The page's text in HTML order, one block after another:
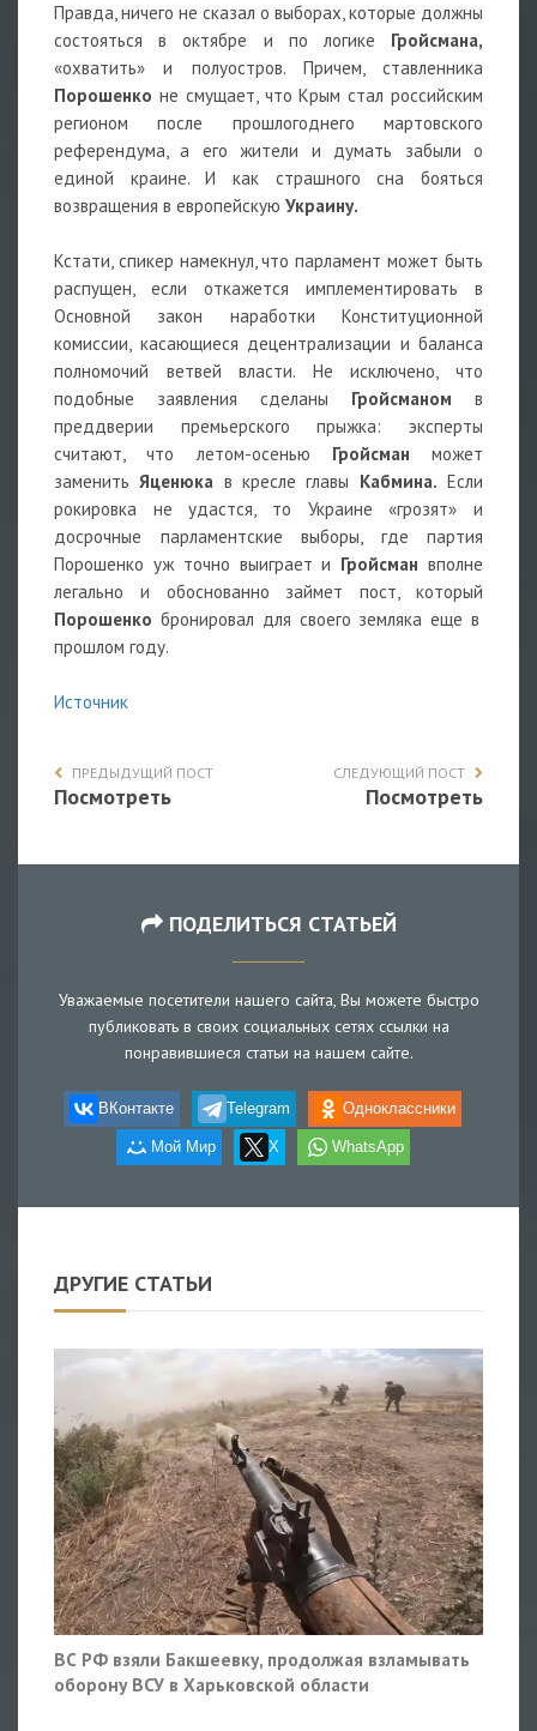
Правда, ничего не сказал о выборах, которые должны
состояться в октябре и по логике Гройсмана,
«охватить» и полуостров. Причем, ставленника
Порошенко не смущает, что Крым стал российским
регионом после прошлогоднего мартовского
референдума, а его жители и думать забыли о
единой краине. И как страшного сна бояться
возвращения в европейскую Украину.
Кстати, спикер намекнул, что парламент может быть
распущен, если откажется имплементировать в
Основной закон наработки Конституционной
комиссии, касающиеся децентрализации и баланса
полномочий ветвей власти. Не исключено, что
подобные заявления сделаны Гройсманом в
преддверии премьерского прыжка: эксперты
считают, что летом-осенью Гройсман может
заменитьЯценюка в кресле главы Кабмина. Если
рокировка не удастся, то Украине «грозят» и
досрочные парламентские выборы, где партия
Порошенко уж точно выиграет и Гройсман вполне
легально и обоснованно займет пост, который
Порошенко бронировал для своего земляка еще в
прошлом году.
Источник
ПРЕДЫДУЩИЙ ПОСТ
Посмотреть
СЛЕДУЮЩИЙ ПОСТ
Посмотреть
ПОДЕЛИТЬСЯ СТАТЬЕЙ
Уважаемые посетители нашего сайта, Вы можете быстро
публиковать в своих социальных сетях ссылки на
понравившиеся статьи на нашем сайте.
ВКонтакте Telegram Одноклассники
Мой Мир X WhatsApp
ДРУГИЕ СТАТЬИ
ВС РФ взяли Бакшеевку, продолжая взламывать
оборону ВСУ в Харьковской области